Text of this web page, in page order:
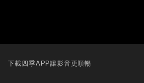
下載四季APP讓影音更順暢